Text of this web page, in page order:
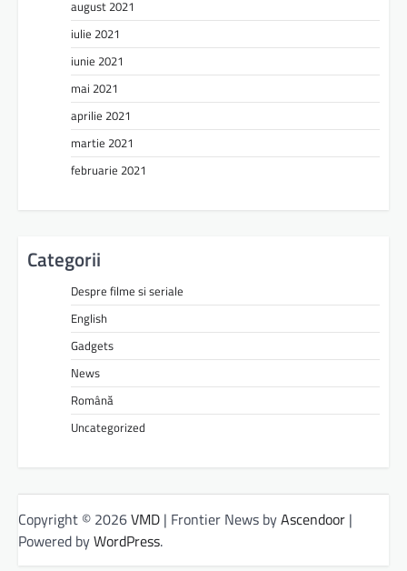
august 2021
iulie 2021
iunie 2021
mai 2021
aprilie 2021
martie 2021
februarie 2021
Categorii
Despre filme si seriale
English
Gadgets
News
Română
Uncategorized
Copyright © 2026VMD | Frontier News byAscendoor |
Powered byWordPress.